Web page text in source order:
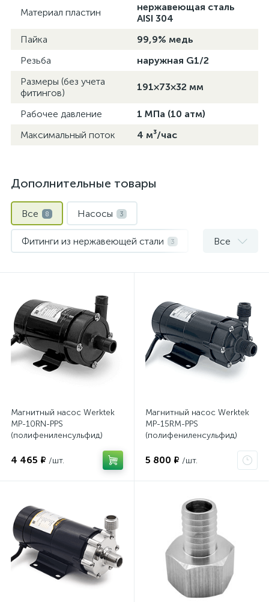
Материал пластин
нержавеющая сталь
AISI 304
Пайка
99,9% медь
Резьба
наружная G1/2
Размеры (без учета
фитингов)
191×73×32 мм
Рабочее давление
1 МПа (10 атм)
Максимальный поток
4 м³/час
Дополнительные товары
Все 8 Насосы 3
Фитинги из нержавеющей стали 3 Все
Магнитный насос Werktek
MP-10RN-PPS
(полифениленсульфид)
4 465 ₽ /шт.
Магнитный насос Werktek
MP-15RM-PPS
(полифениленсульфид)
5 800 ₽ /шт.